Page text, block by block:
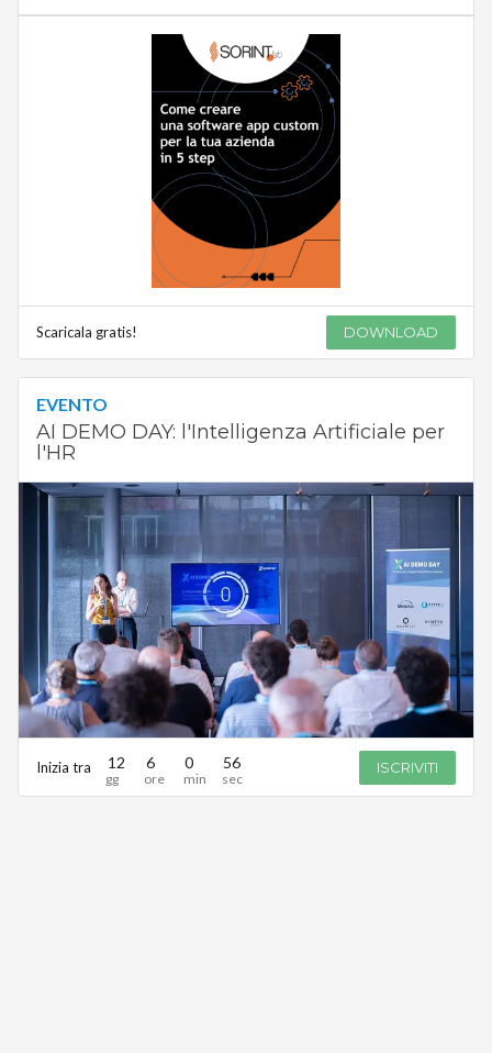
Scaricala gratis! DOWNLOAD
EVENTO
AI DEMO DAY: l'Intelligenza Artificiale per
l'HR
Inizia tra 12 6 0 56 ISCRIVITI